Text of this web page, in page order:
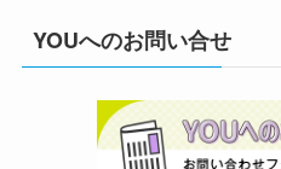
YOUへのお問い合せ